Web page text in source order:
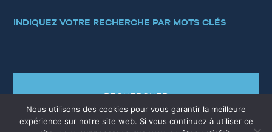
INDIQUEZ VOTRE RECHERCHE PAR MOTS CLÉS
RECHERCHER
Nous utilisons des cookies pour vous garantir la meilleure
expérience sur notre site web. Si vous continuez à utiliser ce